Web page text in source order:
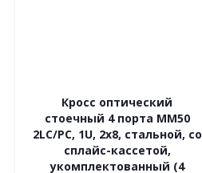
Кросс оптический
стоечный 4 порта МM50
2LC/PC, 1U, 2х8, стальной, со
сплайс-кассетой,
укомплектованный (4